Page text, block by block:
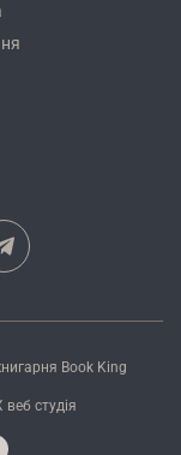
Book King
веб студія